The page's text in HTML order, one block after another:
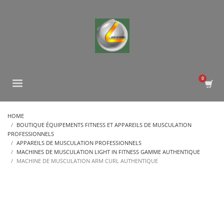
HOME
BOUTIQUE ÉQUIPEMENTS FITNESS ET APPAREILS DE MUSCULATION
PROFESSIONNELS
APPAREILS DE MUSCULATION PROFESSIONNELS
MACHINES DE MUSCULATION LIGHT IN FITNESS GAMME AUTHENTIQUE
MACHINE DE MUSCULATION ARM CURL AUTHENTIQUE